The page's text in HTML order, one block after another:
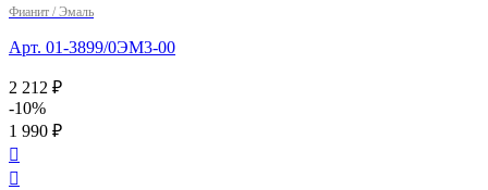
Фианит / Эмаль
Арт. 01-3899/0ЭМ3-00
2 212 ₽
-10%
1 990 ₽

